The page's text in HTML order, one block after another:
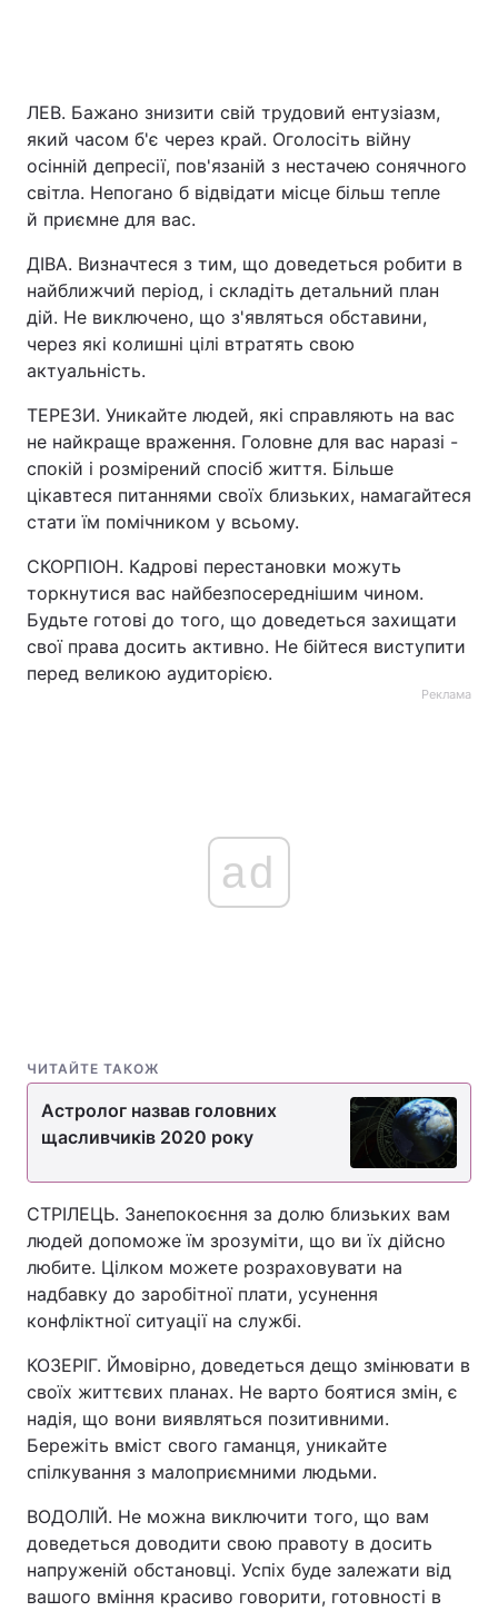
ЛЕВ. Бажано знизити свій трудовий ентузіазм,
який часом б'є через край. Оголосіть війну
осінній депресії, пов'язаній з нестачею сонячного
світла. Непогано б відвідати місце більш тепле
й приємне для вас.
ДІВА. Визначтеся з тим, що доведеться робити в
найближчий період, і складіть детальний план
дій. Не виключено, що з'являться обставини,
через які колишні цілі втратять свою
актуальність.
ТЕРЕЗИ. Уникайте людей, які справляють на вас
не найкраще враження. Головне для вас наразі -
спокій і розмірений спосіб життя. Більше
цікавтеся питаннями своїх близьких, намагайтеся
стати їм помічником у всьому.
СКОРПІОН. Кадрові перестановки можуть
торкнутися вас найбезпосереднішим чином.
Будьте готові до того, що доведеться захищати
свої права досить активно. Не бійтеся виступити
перед великою аудиторією.
Реклама
ad
ЧИТАЙТЕ ТАКОЖ
Астролог назвав головних
щасливчиків 2020 року
СТРІЛЕЦЬ. Занепокоєння за долю близьких вам
людей допоможе їм зрозуміти, що ви їх дійсно
любите. Цілком можете розраховувати на
надбавку до заробітної плати, усунення
конфліктної ситуації на службі.
КОЗЕРІГ. Ймовірно, доведеться дещо змінювати в
своїх життєвих планах. Не варто боятися змін, є
надія, що вони виявляться позитивними.
Бережіть вміст свого гаманця, уникайте
спілкування з малоприємними людьми.
ВОДОЛІЙ. Не можна виключити того, що вам
доведеться доводити свою правоту в досить
напруженій обстановці. Успіх буде залежати від
вашого вміння красиво говорити, готовності в